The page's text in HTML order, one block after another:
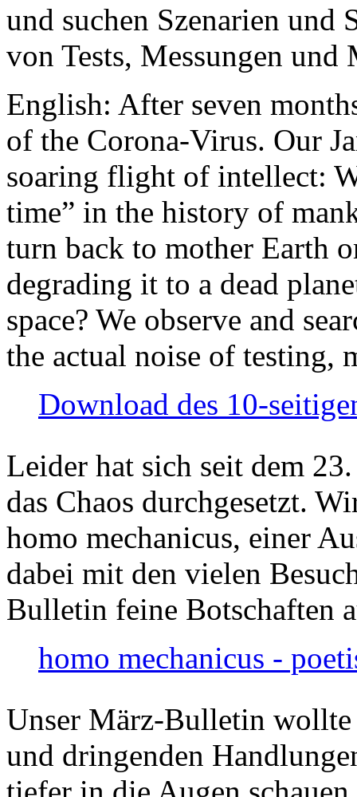
und suchen Szenarien und
von Tests, Messungen und
English: After seven
of the Corona-Virus. Our
soaring flight of intellect:
time” in the history of
turn back to mother Earth
degrading it to a dead
space? We observe and
the actual noise of testing,
Download des 10-
Leider hat sich seit dem
das Chaos durchgesetzt.
homo mechanicus, einer
dabei mit den vielen
Bulletin feine Botschaften
homo mechanicus -
Unser März-Bulletin
und dringenden